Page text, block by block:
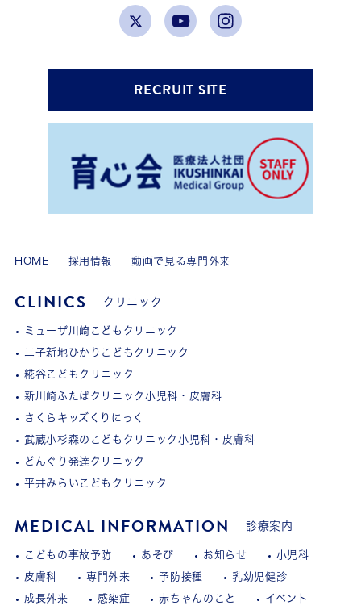
RECRUIT SITE
HOME 採用情報 動画で見る専門外来
CLINICS クリニック
ミューザ川崎こどもクリニック
二子新地ひかりこどもクリニック
糀谷こどもクリニック
新川崎ふたばクリニック小児科・皮膚科
さくらキッズくりにっく
武蔵小杉森のこどもクリニック小児科・皮膚科
どんぐり発達クリニック
平井みらいこどもクリニック
MEDICAL INFORMATION 診療案内
こどもの事故予防 あそび お知らせ 小児科
皮膚科 専門外来 予防接種 乳幼児健診
成長外来 感染症 赤ちゃんのこと イベント